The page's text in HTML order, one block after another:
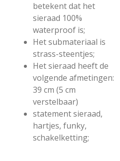
betekent dat het
sieraad 100%
waterproof is;
Het submateriaal is
strass-steentjes;
Het sieraad heeft de
volgende afmetingen:
39 cm (5 cm
verstelbaar)
statement sieraad,
hartjes, funky,
schakelketting;